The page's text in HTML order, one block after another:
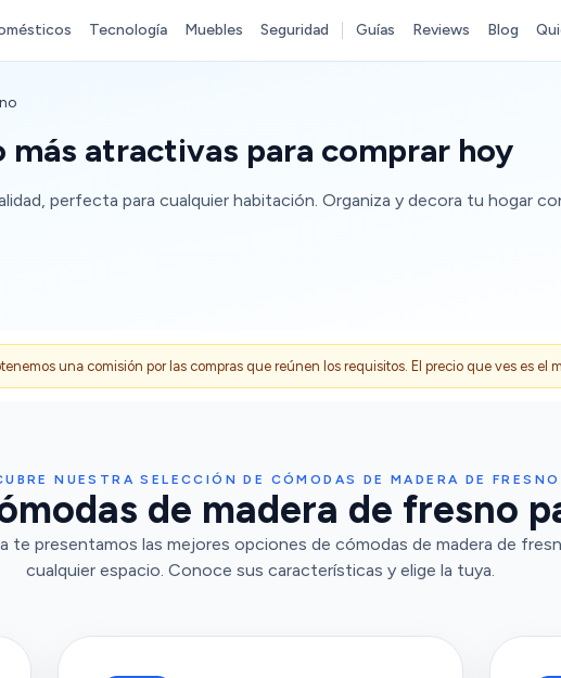
Tecnología Muebles Seguridad Guías Reviews Blog
más atractivas para comprar hoy
perfecta para cualquier habitación. Organiza y decora tu hogar
una comisión por las compras que reúnen los requisitos. El precio que ves es el
NUESTRA SELECCIÓN DE CÓMODAS DE MADERA DE FRESNO
de madera de fresno
te presentamos las mejores opciones de cómodas de madera de
cualquier espacio. Conoce sus características y elige la tuya.